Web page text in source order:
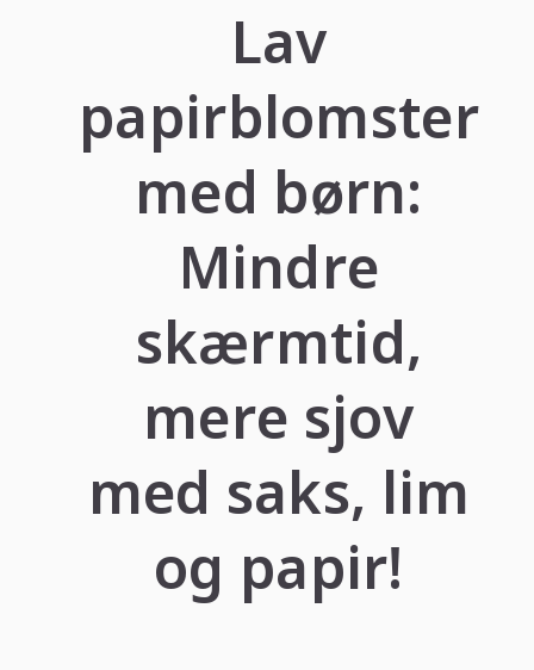
Lav
papirblomster
med børn:
Mindre
skærmtid,
mere sjov
med saks, lim
og papir!